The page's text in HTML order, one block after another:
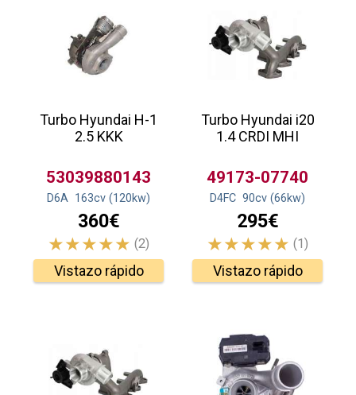
Turbo Hyundai H-1
2.5 KKK
53039880143
D6A 163cv (120kw)
360€
(2)
Vistazo rápido
Turbo Hyundai i20
1.4 CRDI MHI
49173-07740
D4FC 90cv (66kw)
295€
(1)
Vistazo rápido